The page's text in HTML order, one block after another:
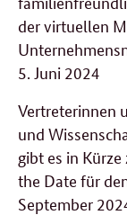
der virtuellen
5. Juni 2024
Vertreterinnen
und
gibt es in
the Date für
September